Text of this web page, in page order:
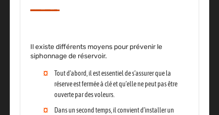
Il existe différents moyens pour prévenir le
siphonnage de réservoir.
Tout d’abord, il est essentiel de s’assurer que la
réserve est fermée à clé et qu’elle ne peut pas être
ouverte par des voleurs.
Dans un second temps, il convient d’installer un